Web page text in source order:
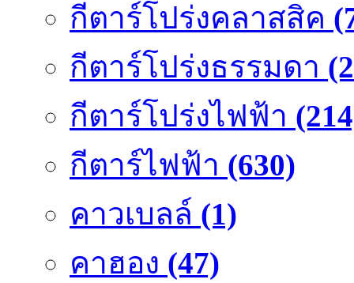
กีตาร์โปร่งคลาสสิค
กีตาร์โปร่งธรรมดา
กีตาร์โปร่งไฟฟ้า
กีตาร์ไฟฟ้า (630)
คาวเบลล์ (1)
คาฮอง (47)